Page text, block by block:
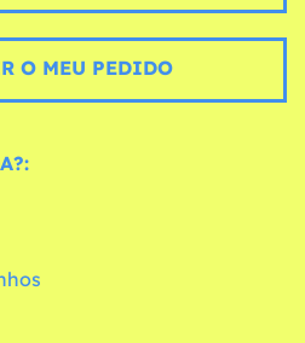
O MEU PEDIDO